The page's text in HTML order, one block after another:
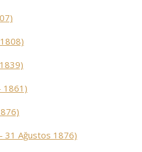
1861)
31 Ağustos 1876)